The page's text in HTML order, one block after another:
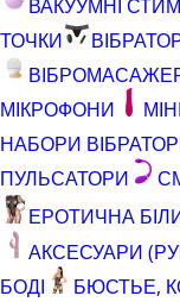
ВАКУУМНІ
ТОЧКИ
МІКРОФОНИ
НАБОРИ
ПУЛЬСАТОРИ
ЕРОТИЧНА
АКСЕСУАРИ
БОДІ
БЮСТЬЕ,